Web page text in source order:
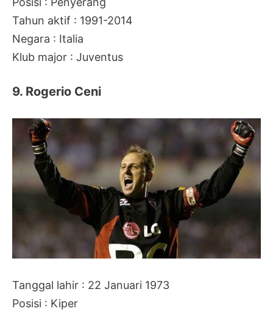
Tahun aktif : 1991-2014
Negara : Italia
Klub major : Juventus
9. Rogerio Ceni
Tanggal lahir : 22 Januari 1973
Posisi : Kiper